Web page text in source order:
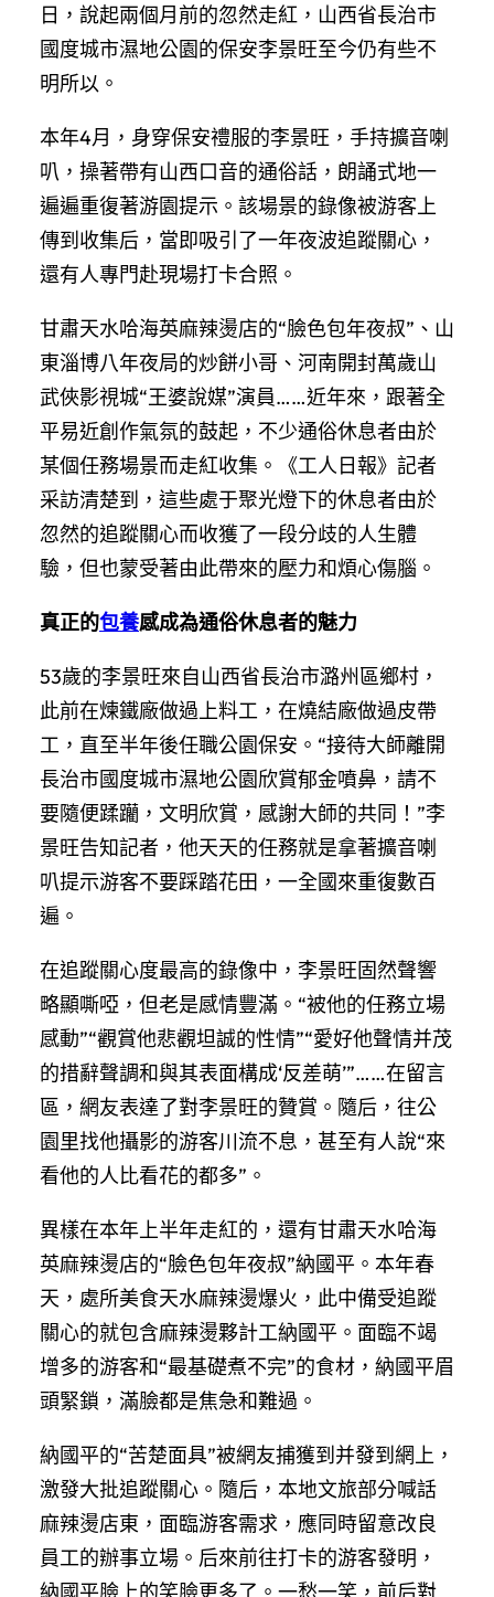
日，說起兩個月前的忽然走紅，山西省長治市
國度城市濕地公園的保安李景旺至今仍有些不
明所以。
本年4月，身穿保安禮服的李景旺，手持擴音喇
叭，操著帶有山西口音的通俗話，朗誦式地一
遍遍重復著游園提示。該場景的錄像被游客上
傳到收集后，當即吸引了一年夜波追蹤關心，
還有人專門赴現場打卡合照。
甘肅天水哈海英麻辣燙店的“臉色包年夜叔”、山
東淄博八年夜局的炒餅小哥、河南開封萬歲山
武俠影視城“王婆說媒”演員……近年來，跟著全
平易近創作氣氛的鼓起，不少通俗休息者由於
某個任務場景而走紅收集。《工人日報》記者
采訪清楚到，這些處于聚光燈下的休息者由於
忽然的追蹤關心而收獲了一段分歧的人生體
驗，但也蒙受著由此帶來的壓力和煩心傷腦。
真正的包養感成為通俗休息者的魅力
53歲的李景旺來自山西省長治市潞州區鄉村，
此前在煉鐵廠做過上料工，在燒結廠做過皮帶
工，直至半年後任職公園保安。“接待大師離開
長治市國度城市濕地公園欣賞郁金噴鼻，請不
要隨便蹂躪，文明欣賞，感謝大師的共同！”李
景旺告知記者，他天天的任務就是拿著擴音喇
叭提示游客不要踩踏花田，一全國來重復數百
遍。
在追蹤關心度最高的錄像中，李景旺固然聲響
略顯嘶啞，但老是感情豐滿。“被他的任務立場
感動”“觀賞他悲觀坦誠的性情”“愛好他聲情并茂
的措辭聲調和與其表面構成‘反差萌’”……在留言
區，網友表達了對李景旺的贊賞。隨后，往公
園里找他攝影的游客川流不息，甚至有人說“來
看他的人比看花的都多”。
異樣在本年上半年走紅的，還有甘肅天水哈海
英麻辣燙店的“臉色包年夜叔”納國平。本年春
天，處所美食天水麻辣燙爆火，此中備受追蹤
關心的就包含麻辣燙夥計工納國平。面臨不竭
增多的游客和“最基礎煮不完”的食材，納國平眉
頭緊鎖，滿臉都是焦急和難過。
納國平的“苦楚面具”被網友捕獲到并發到網上，
激發大批追蹤關心。隨后，本地文旅部分喊話
麻辣燙店東，面臨游客需求，應同時留意改良
員工的辦事立場。后來前往打卡的游客發明，
納國平臉上的笑臉更多了。一愁一笑，前后對